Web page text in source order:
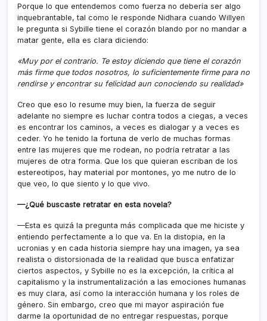
Porque lo que entendemos como fuerza no debería ser algo
inquebrantable, tal como le responde Nidhara cuando Willyen
le pregunta si Sybille tiene el corazón blando por no mandar a
matar gente, ella es clara diciendo:
«Muy por el contrario. Te estoy diciendo que tiene el corazón
más firme que todos nosotros, lo suficientemente firme para no
rendirse y encontrar su felicidad aun conociendo su realidad»
Creo que eso lo resume muy bien, la fuerza de seguir
adelante no siempre es luchar contra todos a ciegas, a veces
es encontrar los caminos, a veces es dialogar y a veces es
ceder. Yo he tenido la fortuna de verlo de muchas formas
entre las mujeres que me rodean, no podría retratar a las
mujeres de otra forma. Que los que quieran escriban de los
estereotipos, hay material por montones, yo me nutro de lo
que veo, lo que siento y lo que vivo.
—¿Qué buscaste retratar en esta novela?
—Esta es quizá la pregunta más complicada que me hiciste y
entiendo perfectamente a lo que va. En la distopia, en la
ucronias y en cada historia siempre hay una imagen, ya sea
realista o distorsionada de la realidad que busca enfatizar
ciertos aspectos, y Sybille no es la excepción, la crítica al
capitalismo y la instrumentalización a las emociones humanas
es muy clara, así como la interacción humana y los roles de
género. Sin embargo, creo que mi mayor aspiración fue
darme la oportunidad de no entregar respuestas, porque